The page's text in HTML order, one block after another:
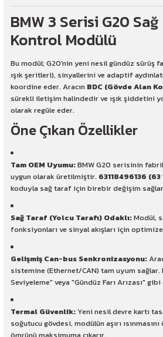
BMW 3 Serisi G20 Sağ
Kontrol Modülü
Bu modül; G20'nin yeni nesil gündüz sürüş
ışık şeritleri), sinyallerini ve adaptif
koordine eder. Aracın BDC (Gövde Alan
sürekli iletişim halindedir ve ışık şiddetini
olarak regüle eder.
Öne Çıkan Özellikler
Tam OEM Uyumu:BMW G20 serisinin
uygun olarak üretilmiştir. 63118496136 (63
koduyla sağ taraf için birebir değişim
Sağ Taraf (Yolcu Tarafı) Odaklı:Modül,
fonksiyonları ve sinyal akışları için
Gelişmiş Can-bus Senkronizasyonu:
sistemine (Ethernet/CAN) tam uyum sağlar.
Seviyeleme" veya "Gündüz Farı Arızası"
Termal Güvenlik: Yeni nesil devre kartı
soğutucu gövdesi, modülün aşırı